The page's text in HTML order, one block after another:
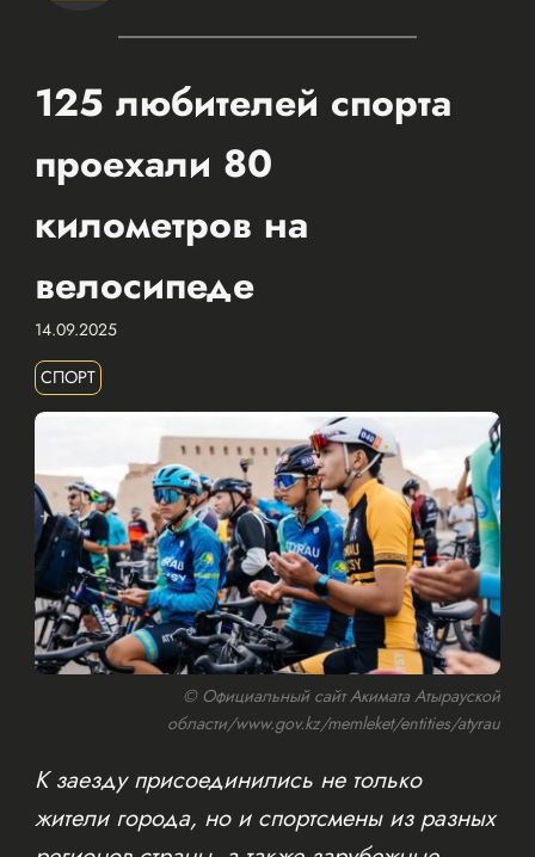
125 любителей спорта
проехали 80
километров на
велосипеде
14.09.2025
СПОРТ
© Официальный сайт Акимата Атырауской
области/www.gov.kz/memleket/entities/atyrau
К заезду присоединились не только
жители города, но и спортсмены из разных